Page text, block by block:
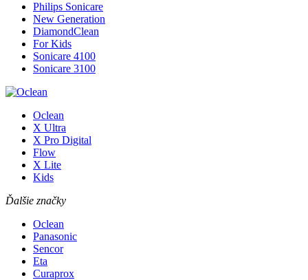
Philips Sonicare
New Generation
DiamondClean
For Kids
Sonicare 4100
Sonicare 3100
Oclean
X Ultra
X Pro Digital
Flow
X Lite
Kids
Ďalšie značky
Oclean
Panasonic
Sencor
Eta
Curaprox